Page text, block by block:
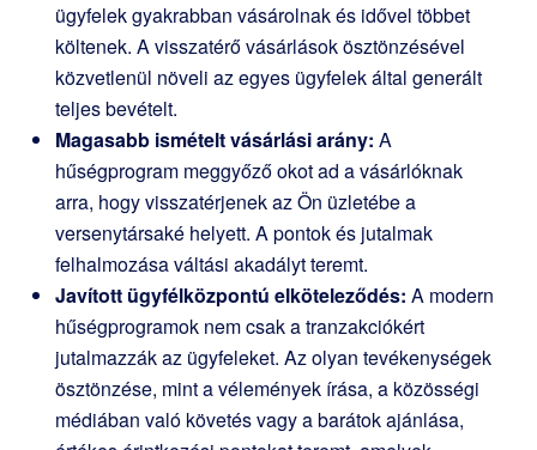
ügyfelek gyakrabban vásárolnak és idővel többet
költenek. A visszatérő vásárlások ösztönzésével
közvetlenül növeli az egyes ügyfelek által generált
teljes bevételt.
Magasabb ismételt vásárlási arány: A
hűségprogram meggyőző okot ad a vásárlóknak
arra, hogy visszatérjenek az Ön üzletébe a
versenytársaké helyett. A pontok és jutalmak
felhalmozása váltási akadályt teremt.
Javított ügyfélközpontú elköteleződés: A modern
hűségprogramok nem csak a tranzakciókért
jutalmazzák az ügyfeleket. Az olyan tevékenységek
ösztönzése, mint a vélemények írása, a közösségi
médiában való követés vagy a barátok ajánlása,